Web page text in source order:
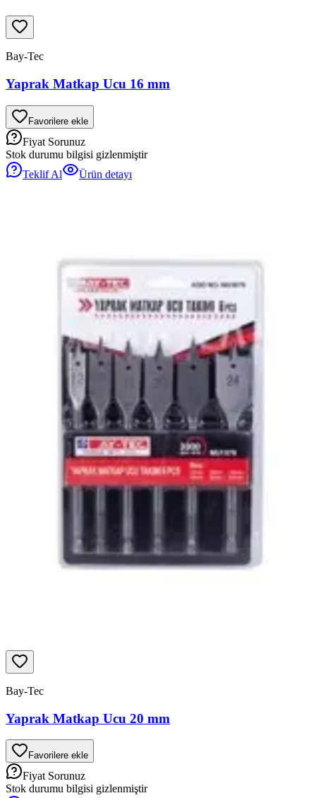
Bay-Tec
Yaprak Matkap Ucu 16 mm
Favorilere ekle
Fiyat Sorunuz
Stok durumu bilgisi gizlenmiştir
Teklif Al
Ürün detayı
Bay-Tec
Yaprak Matkap Ucu 20 mm
Favorilere ekle
Fiyat Sorunuz
Stok durumu bilgisi gizlenmiştir